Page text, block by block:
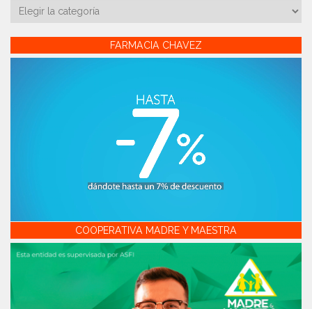
Categorías
FARMACIA CHAVEZ
COOPERATIVA MADRE Y MAESTRA